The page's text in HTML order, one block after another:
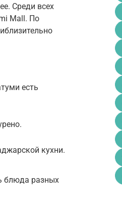
Среди всех
Mall. По
есть
кухни.
блюда разных